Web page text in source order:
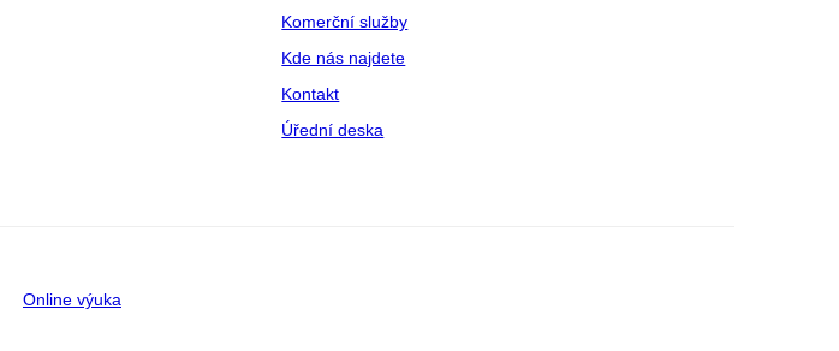
Komerční služby
Kde nás najdete
Kontakt
Úřední deska
Online výuka